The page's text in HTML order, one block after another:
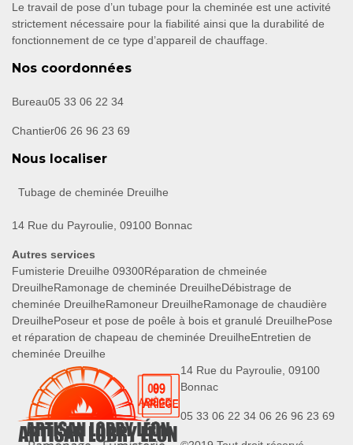
Le travail de pose d’un tubage pour la cheminée est une activité
strictement nécessaire pour la fiabilité ainsi que la durabilité de
fonctionnement de ce type d’appareil de chauffage.
Nos coordonnées
Bureau05 33 06 22 34
Chantier06 26 96 23 69
Nous localiser
Tubage de cheminée Dreuilhe
14 Rue du Payroulie, 09100 Bonnac
Autres services
Fumisterie Dreuilhe 09300Réparation de chmeinée
DreuilheRamonage de cheminée DreuilheDébistrage de
cheminée DreuilheRamoneur DreuilheRamonage de chaudière
DreuilhePoseur et pose de poêle à bois et granulé DreuilhePose
et réparation de chapeau de cheminée DreuilheEntretien de
cheminée Dreuilhe
14 Rue du Payroulie, 09100
Bonnac
05 33 06 22 34 06 26 96 23 69